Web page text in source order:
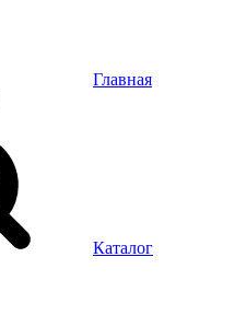
Главная
Каталог